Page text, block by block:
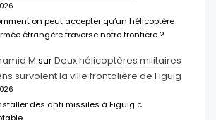
on peut accepter qu’un hélicoptère
étrangère traverse notre frontière ?
M surDeux hélicoptères militaires
survolent la ville frontalière de Figuig
des anti missiles à Figuig c